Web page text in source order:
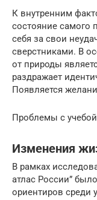
К внутренним
состояние самого
себя за свои
сверстниками. В
от природы
раздражает
Появляется
Проблемы с учебой
Изменения
В рамках
атлас России”
ориентиров среди